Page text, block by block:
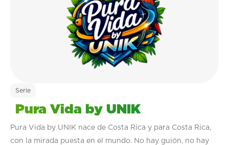
Serie
Pura Vida by UNIK
Pura Vida by UNIK nace de Costa Rica y para Costa Rica,
con la mirada puesta en el mundo. No hay guión, no hay